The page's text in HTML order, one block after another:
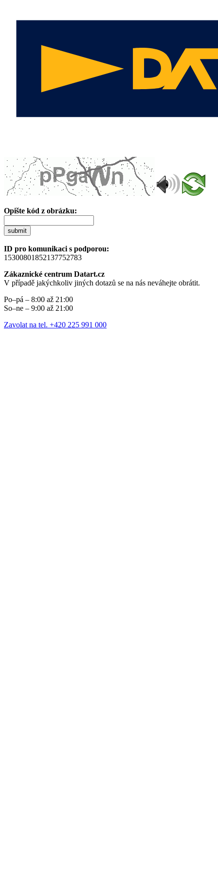
Opište kód z obrázku:
submit
ID pro komunikaci s podporou:
15300801852137752783
Zákaznické centrum Datart.cz
V případě jakýchkoliv jiných dotazů se na nás neváhejte obrátit.
Po–pá – 8:00 až 21:00
So–ne – 9:00 až 21:00
Zavolat na tel. +420 225 991 000